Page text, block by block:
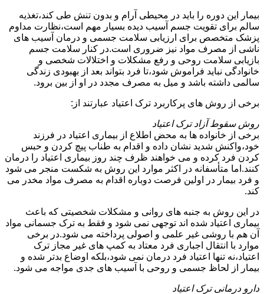
بیمار این دوره را باید در محیطی آرام و بدون تنش طی کند،تغذیه
سالم برای تقویت جسم آسیب دیده بسیار مهم است،نظارت مداوم
پزشک متخصص برای ارزیابی سلامت جسمی و درمان آسیب های
ناشی از مصرف مواد نیز ضروری است.در کنار سلامت جسم
بازیابی سلامت روحی و رفع مشکلات و اختلالات شخصی و
خانوادگی نباید فراموش شود،تا فرد بتواند بعد از بهبودی زندگی
سالمی داشته باشد و میل به مصرف مجدد در او از بین برود.
برخی از روش های پرکاربرد ترک اعتیاد عبارتند از:
روش سقوط آزاد ترک اعتیاد
برخی از خانواده ها به محض اطلاع از بیماری اعتیاد در فرزند
خود،واکنش شدید نشان داده و اقدام به طناب پیچ کردن و حبس
کردن فرد کرده و می خواهند ظرف چند روز بیماری اعتیاد را درمان
کنند.اما متأسفانه در اکثر موارد این روش به شکست منجر می شود
و فرد بیمار در اولین فرصت دوباره اقدام به مصرف مواد مخدر می
کند.
در این روش به جنبه های روانی و مشکلات شخصیتی که باعث
بیماری اعتیاد شده اند توجهی نمی شود و فقط به ترک جسمانی مواد
آن هم با روشی غیر علمی و اصولی پرداخته می شود.در برخی
موارد با انتقال اجباری فرد معتاد به کمپ های غیر مجاز ترک
اعتیاد،نه تنها اعتیاد فرد درمان نمی شود،بلکه اوضاع بدتر شده و
بیمار از لحاظ جسمی و روحی با آسیب های جدی مواجه می شود.
دارو درمانی ترک اعتیاد